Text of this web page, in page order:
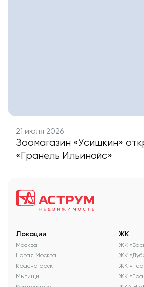
21 июля 2026
Зоомагазин «Усишкин»
«Гранель Ильинойс»
Локации
Москва
Новая Москва
Красногорск
Мытищи
ЖК
ЖК
ЖК
ЖК
ЖК